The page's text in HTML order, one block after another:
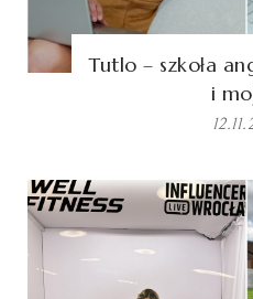
Tutlo – szkoła
i